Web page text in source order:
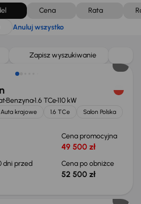
Cena Rata
Anuluj wszystko
Zapisz wyszukiwanie
Benzyna1.6 TCe110 kW
Auta krajowe 1.6 TCe
Salon Polska
Cena promocyjna
49 500 zł
dni przed
Cena po obniżce
52 500 zł